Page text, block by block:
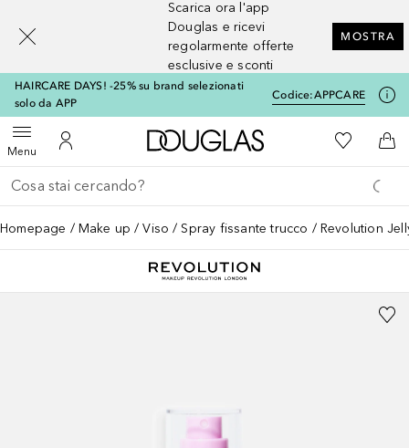
Scarica ora l'app
Douglas e ricevi
regolarmente offerte
esclusive e sconti
MOSTRA
HAIRCARE DAYS! -25% su brand selezionati
solo da APP
Codice:APPCARE
MenuApri menuAl Mio Account
A Douglas HomeAlla Mia
Al
Torna indietro
Esegui ricerca
Homepage Make up Viso Spray fissante trucco Revolution
[navigation.slideout.screenreader]